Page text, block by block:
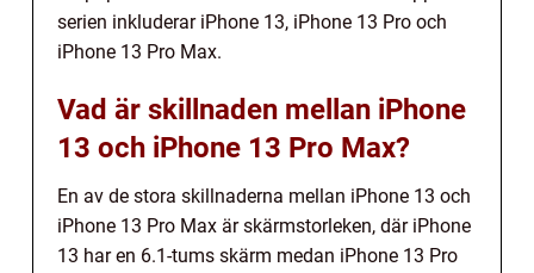
serien inkluderar iPhone 13, iPhone 13 Pro och
iPhone 13 Pro Max.
Vad är skillnaden mellan iPhone
13 och iPhone 13 Pro Max?
En av de stora skillnaderna mellan iPhone 13 och
iPhone 13 Pro Max är skärmstorleken, där iPhone
13 har en 6.1-tums skärm medan iPhone 13 Pro